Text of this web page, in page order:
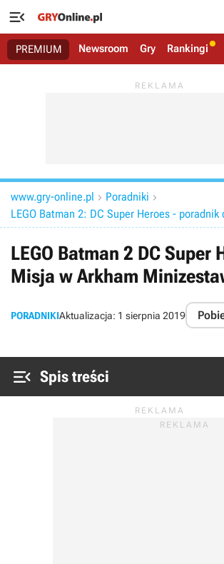

PREMIUM Newsroom Gry Rankingi
www.gry-online.pl  Poradniki 
LEGO Batman 2: DC Super Heroes - poradnik
LEGO Batman 2 DC Super
Misja w Arkham
PORADNIKIAktualizacja: 1 sierpnia 2019
 Spis treści